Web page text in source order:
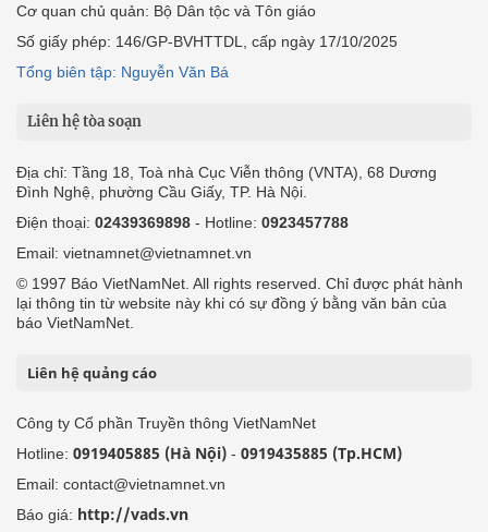
Cơ quan chủ quản: Bộ Dân tộc và Tôn giáo
Số giấy phép: 146/GP-BVHTTDL, cấp ngày 17/10/2025
Tổng biên tập: Nguyễn Văn Bá
Liên hệ tòa soạn
Địa chỉ: Tầng 18, Toà nhà Cục Viễn thông (VNTA), 68 Dương
Đình Nghệ, phường Cầu Giấy, TP. Hà Nội.
Điện thoại: 02439369898 - Hotline: 0923457788
Email: vietnamnet@vietnamnet.vn
© 1997 Báo VietNamNet. All rights reserved. Chỉ được phát hành
lại thông tin từ website này khi có sự đồng ý bằng văn bản của
báo VietNamNet.
Liên hệ quảng cáo
Công ty Cổ phần Truyền thông VietNamNet
Hotline: 0919405885 (Hà Nội) - 0919435885 (Tp.HCM)
Email: contact@vietnamnet.vn
Báo giá: http://vads.vn